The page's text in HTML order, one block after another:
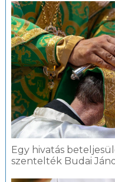
Egy hivatás
szentelték Budai